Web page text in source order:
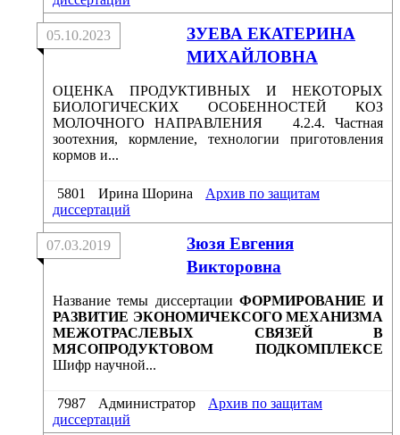
ЗУЕВА ЕКАТЕРИНА
МИХАЙЛОВНА
05.10.2023
ОЦЕНКА ПРОДУКТИВНЫХ И НЕКОТОРЫХ
БИОЛОГИЧЕСКИХ ОСОБЕННОСТЕЙ КОЗ
МОЛОЧНОГО НАПРАВЛЕНИЯ 4.2.4. Частная
зоотехния, кормление, технологии приготовления
кормов и...
5801 Ирина Шорина
Архив по защитам
диссертаций
Зюзя Евгения
Викторовна
07.03.2019
Название темы диссертации ФОРМИРОВАНИЕ И
РАЗВИТИЕ ЭКОНОМИЧЕКСОГО МЕХАНИЗМА
МЕЖОТРАСЛЕВЫХ СВЯЗЕЙ В
МЯСОПРОДУКТОВОМ ПОДКОМПЛЕКСЕ
Шифр научной...
7987 Администратор
Архив по защитам
диссертаций